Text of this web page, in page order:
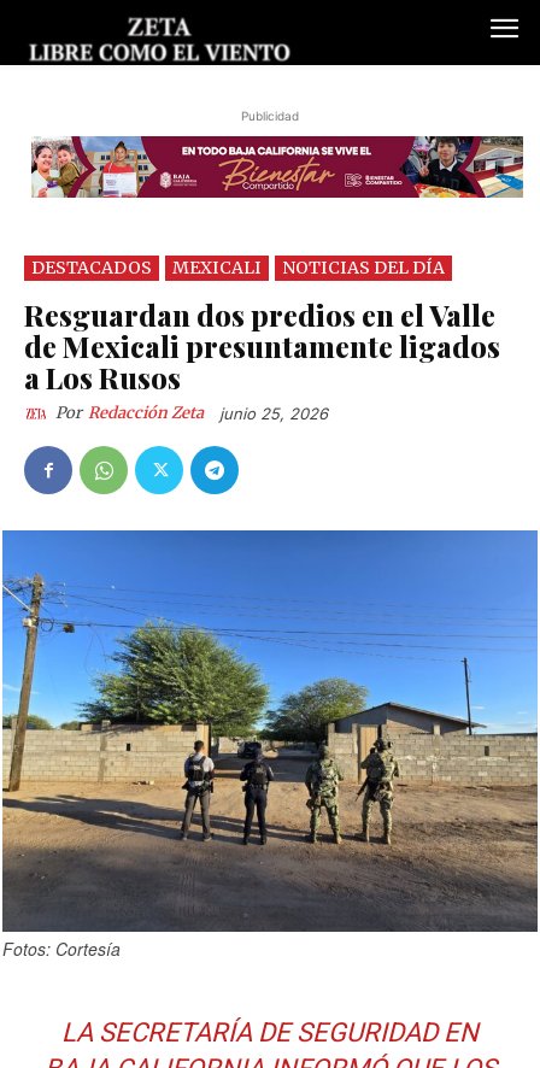
Publicidad
DESTACADOS MEXICALI NOTICIAS DEL DÍA
Resguardan dos predios en el Valle
de Mexicali presuntamente ligados
a Los Rusos
Por Redacción Zeta junio 25, 2026
Fotos: Cortesía
LA SECRETARÍA DE SEGURIDAD EN